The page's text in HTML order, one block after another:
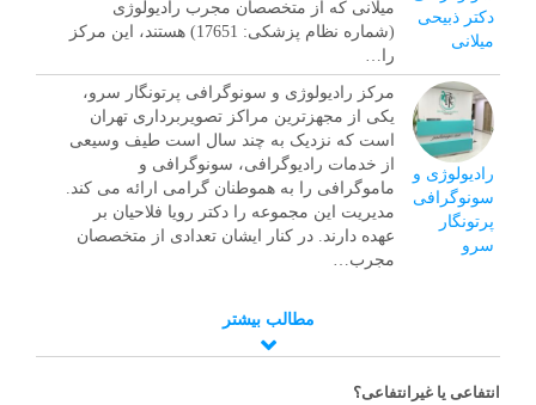
دکتر ذبیحی
میلانی
میلانی که از متخصصان مجرب رادیولوژی
(شماره نظام پزشکی: 17651) هستند، این مرکز
را…
رادیولوژی و
سونوگرافی
پرتونگار
سرو
مرکز رادیولوژی و سونوگرافی پرتونگار سرو،
یکی از مجهزترین مراکز تصویربرداری تهران
است که نزدیک به چند سال است طیف وسیعی
از خدمات رادیوگرافی، سونوگرافی و
ماموگرافی را به هموطنان گرامی ارائه می کند.
مدیریت این مجموعه را دکتر رویا فلاحیان بر
عهده دارند. در کنار ایشان تعدادی از متخصصان
مجرب…
مطالب بیشتر
انتفاعی یا غیرانتفاعی؟